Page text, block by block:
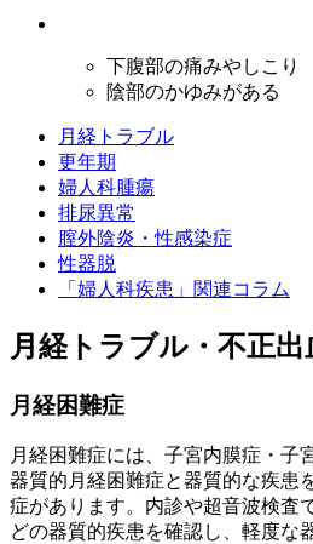
下腹部の痛みやしこり
陰部のかゆみがある
月経トラブル
更年期
婦人科腫瘍
排尿異常
膣外陰炎・性感染症
性器脱
「婦人科疾患」関連コラム
月経トラブル・不正
月経困難症
月経困難症には、子宮内膜症・子
器質的月経困難症と器質的な疾患
症があります。内診や超音波検査
どの器質的疾患を確認し、軽度な